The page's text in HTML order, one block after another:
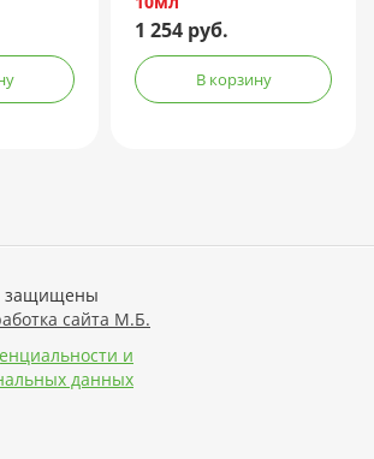
1 254 руб.
В корзину
защищены
сайта М.Б.
и
данных